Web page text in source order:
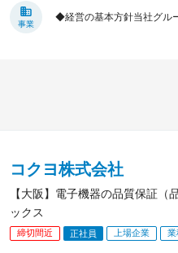
事業
◆経営の基本方針当社グル
コクヨ株式会社
【大阪】電子機器の品質保証
ックス
締切間近 正社員 上場企業 業